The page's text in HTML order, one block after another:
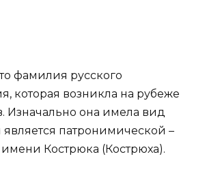
фамилия русского
которая возникла на рубеже
Изначально она имела вид
патронимической –
Кострюка (Кострюха).